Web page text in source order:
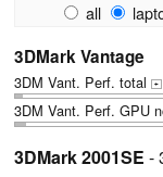
all
3DMark Vantage
3DM Vant. Perf. total +
3DM Vant. Perf. GPU
3DMark 2001SE -